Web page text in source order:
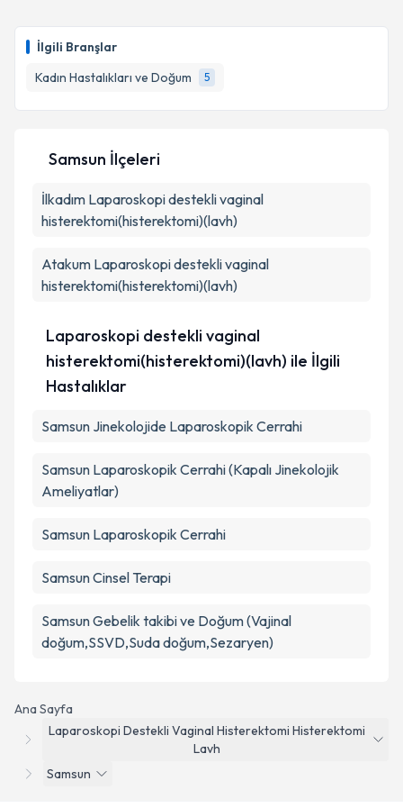
İlgili Branşlar
Kadın Hastalıkları ve Doğum
5
almanız için bir takvim hazırlandığında e-posta ile
bilgilendireceğiz.
E-posta Adresiniz
Kişisel verilerimin işlenmesine ilişkin
Metni'ni okudum ve kişisel verilerimin belirtilen
Takvim Talebini Gönder
Ana Sayfa
Laparoskopi Destekli Vaginal Histerektomi Histerektomi
Lavh
Samsun
Samsun İlçeleri
İlkadım Laparoskopi destekli vaginal
histerektomi(histerektomi)(lavh)
Atakum Laparoskopi destekli vaginal
histerektomi(histerektomi)(lavh)
Laparoskopi destekli vaginal
histerektomi(histerektomi)(lavh) ile İlgili
Hastalıklar
Samsun Jinekolojide Laparoskopik Cerrahi
Samsun Laparoskopik Cerrahi (Kapalı Jinekolojik
Ameliyatlar)
Samsun Laparoskopik Cerrahi
Samsun Cinsel Terapi
Samsun Gebelik takibi ve Doğum (Vajinal
doğum,SSVD,Suda doğum,Sezaryen)